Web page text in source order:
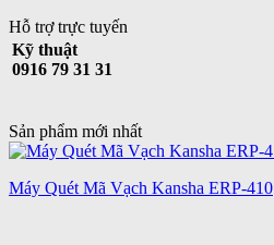
Hỗ trợ trực tuyến
Kỹ thuật
0916 79 31 31
Sản phẩm mới nhất
Máy Quét Mã Vạch Kansha ERP-410